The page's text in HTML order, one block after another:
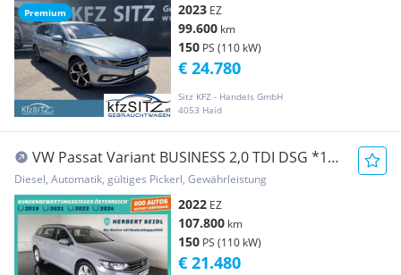
Premium 2023 EZ
99.600 km
150 PS (110 kW)
Sitz KFZ - Handels GmbH
4053 Haid
€ 24.780
VW Passat Variant BUSINESS 2,0 TDI DSG *17
ZOLL / ...
Diesel, Automatik, gültiges Pickerl, Gewährleistung
2022 EZ
107.800 km
150 PS (110 kW)
€ 21.480